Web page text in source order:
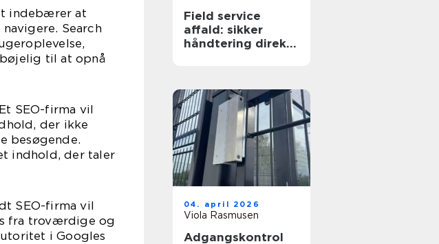
indebærer at
Search
til at opnå
SEO-firma vil
der ikke
besøgende.
indhold, der taler
SEO-firma vil
fra troværdige og
i Googles
Field service
affald: sikker
håndtering direkte
04. april 2026
Viola Rasmusen
Adgangskontrol